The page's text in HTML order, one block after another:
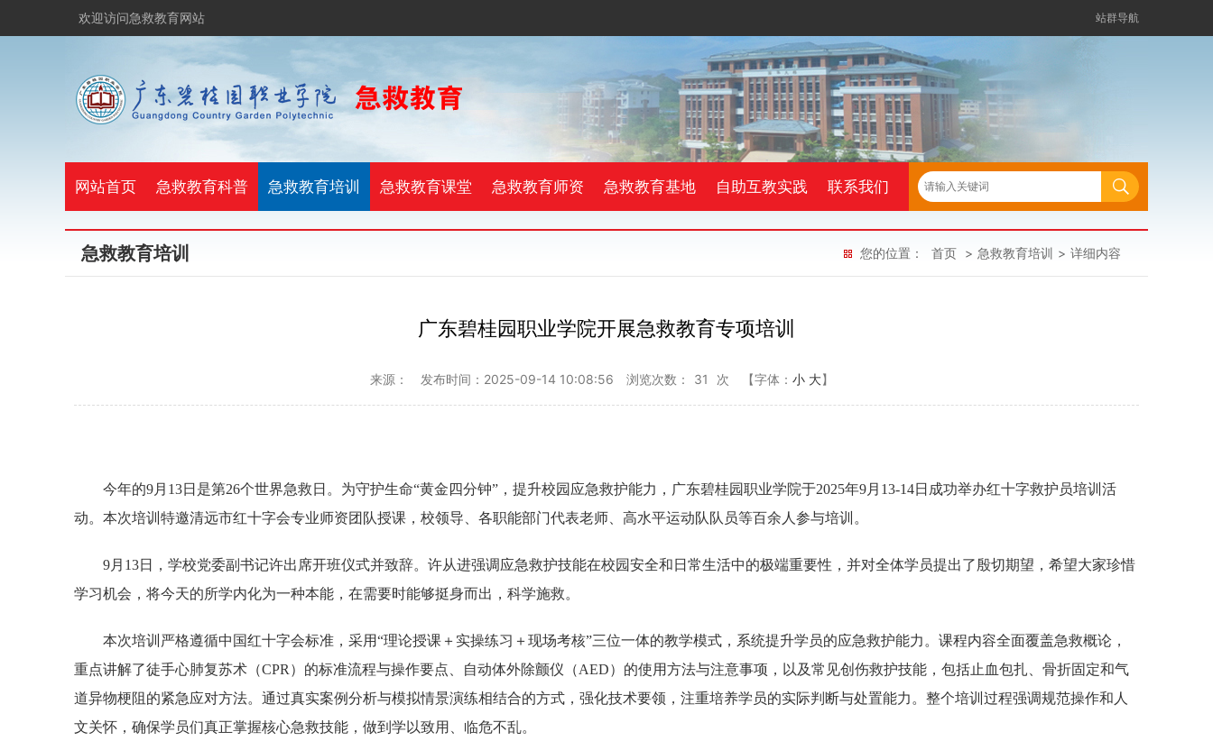
欢迎访问急救教育网站 站群导航
网站首页 急救教育科普 急救教育培训 急救教育课堂 急救教育师资 急救教育基地 自助互教实践 联系我们
您的位置： 首页 > 急救教育培训 > 详细内容
急救教育培训
广东碧桂园职业学院开展急救教育专项培训
来源： 发布时间：2025-09-14 10:08:56 浏览次数： 31 次 【字体： 小 大】
今年的9月13日是第26个世界急救日。为守护生命“黄金四分钟”，提升校园应急救护能力，广东碧桂园职业学院于2025年9月13-14日成功举办红十字救护员培训活
动。本次培训特邀清远市红十字会专业师资团队授课，校领导、各职能部门代表老师、高水平运动队队员等百余人参与培训。
9月13日，学校党委副书记许出席开班仪式并致辞。许从进强调应急救护技能在校园安全和日常生活中的极端重要性，并对全体学员提出了殷切期望，希望大家珍惜
学习机会，将今天的所学内化为一种本能，在需要时能够挺身而出，科学施救。
本次培训严格遵循中国红十字会标准，采用“理论授课＋实操练习＋现场考核”三位一体的教学模式，系统提升学员的应急救护能力。课程内容全面覆盖急救概论，
重点讲解了徒手心肺复苏术（CPR）的标准流程与操作要点、自动体外除颤仪（AED）的使用方法与注意事项，以及常见创伤救护技能，包括止血包扎、骨折固定和气
道异物梗阻的紧急应对方法。通过真实案例分析与模拟情景演练相结合的方式，强化技术要领，注重培养学员的实际判断与处置能力。整个培训过程强调规范操作和人
文关怀，确保学员们真正掌握核心急救技能，做到学以致用、临危不乱。